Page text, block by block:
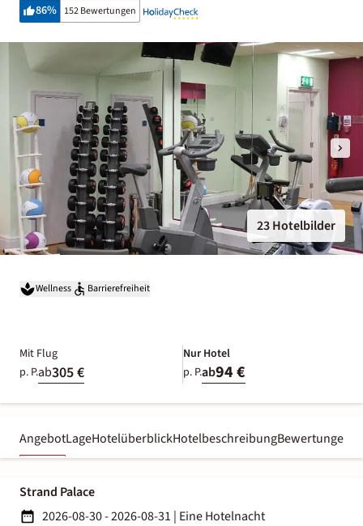
86% 152 Bewertungen
23 Hotelbilder
Wellness Barrierefreiheit
Mit Flug
p. P.ab305 €
Nur Hotel
p. P.ab94 €
AngebotLageHotelüberblickHotelbeschreibungBewertungen
Strand Palace
2026-08-30 - 2026-08-31 | Eine Hotelnacht